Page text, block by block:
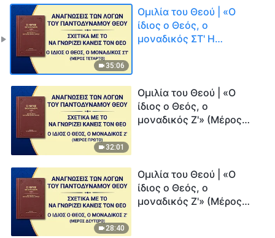
35:06
Ομιλία του Θεού | «Ο
ίδιος ο Θεός, ο
μοναδικός ΣΤ' Η
32:01
Ομιλία του Θεού | «Ο
ίδιος ο Θεός, ο
μοναδικός Ζ'» (Μέρος
28:40
Ομιλία του Θεού | «Ο
ίδιος ο Θεός, ο
μοναδικός Ζ'» (Μέρος